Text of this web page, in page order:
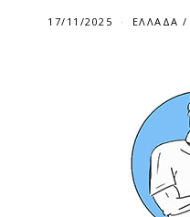
17/11/2025 ΕΛΛΆΔΑ /